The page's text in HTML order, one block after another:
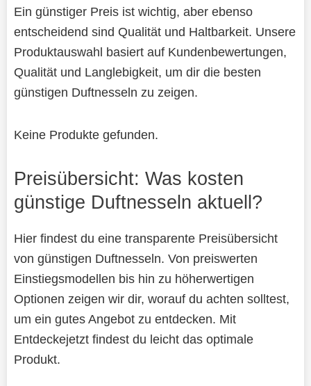
Ein günstiger Preis ist wichtig, aber ebenso
entscheidend sind Qualität und Haltbarkeit. Unsere
Produktauswahl basiert auf Kundenbewertungen,
Qualität und Langlebigkeit, um dir die besten
günstigen Duftnesseln zu zeigen.
Keine Produkte gefunden.
Preisübersicht: Was kosten
günstige Duftnesseln aktuell?
Hier findest du eine transparente Preisübersicht
von günstigen Duftnesseln. Von preiswerten
Einstiegsmodellen bis hin zu höherwertigen
Optionen zeigen wir dir, worauf du achten solltest,
um ein gutes Angebot zu entdecken. Mit
Entdeckejetzt findest du leicht das optimale
Produkt.